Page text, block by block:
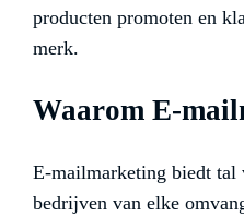
producten promoten en
merk.
Waarom E-
E-mailmarketing biedt tal
bedrijven van elke